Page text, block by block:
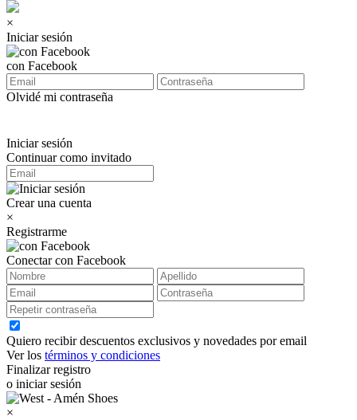
×
Iniciar sesión
con Facebook
Olvidé mi contraseña
Iniciar sesión
Continuar como invitado
Crear una cuenta
×
Registrarme
Conectar con Facebook
Quiero recibir descuentos exclusivos y novedades por email
Ver los términos y condiciones
Finalizar registro
o iniciar sesión
×